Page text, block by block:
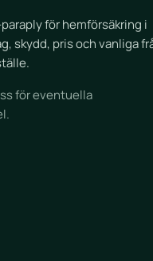
för hemförsäkring i
skydd, pris och vanliga
för eventuella